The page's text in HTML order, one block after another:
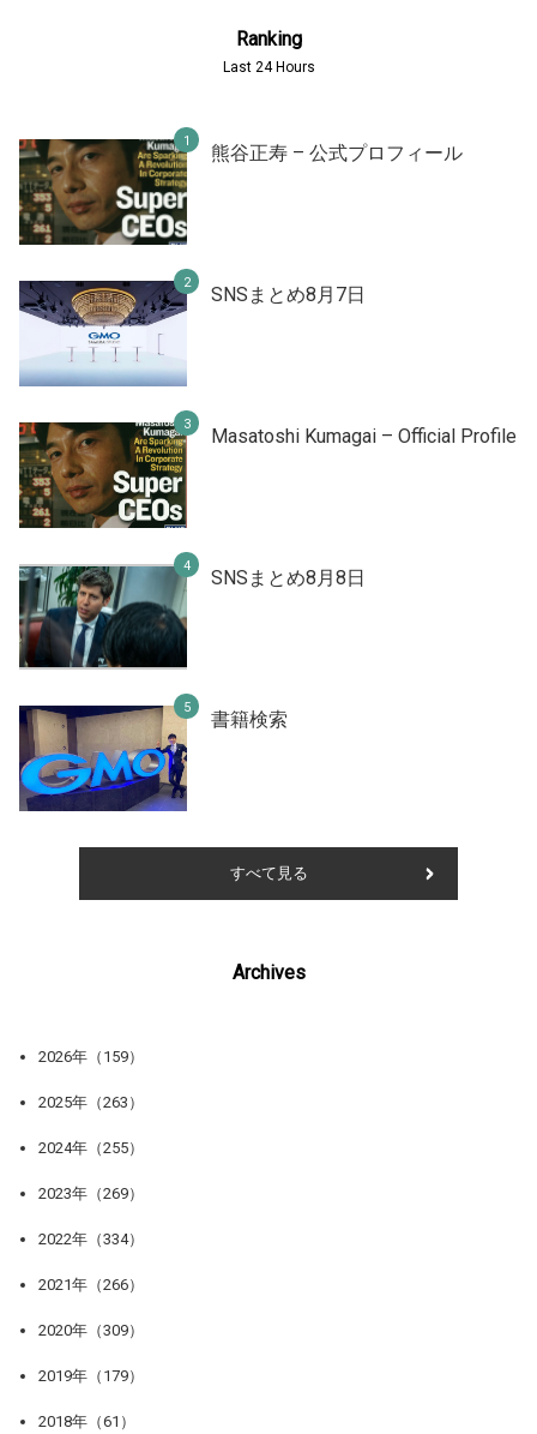
Ranking
Last 24 Hours
熊谷正寿 – 公式プロフィール
SNSまとめ8月7日
Masatoshi Kumagai – Official Profile
SNSまとめ8月8日
書籍検索
すべて見る
Archives
2026年（159）
2025年（263）
2024年（255）
2023年（269）
2022年（334）
2021年（266）
2020年（309）
2019年（179）
2018年（61）